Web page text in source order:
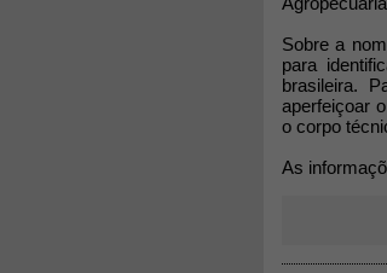
Sobre a
para
brasileira.
aperfeiçoar
o corpo
As